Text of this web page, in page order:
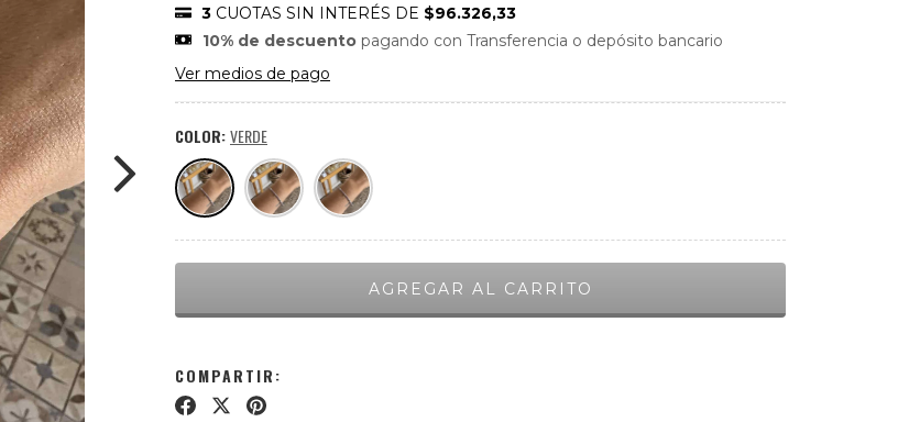
3 CUOTAS SIN INTERÉS DE $96.326,33
10% de descuento pagando con Transferencia o depósito bancario
Ver medios de pago
COLOR:VERDE
COMPARTIR: